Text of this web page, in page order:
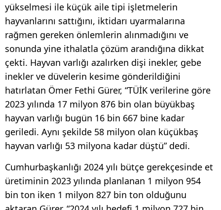
yükselmesi ile küçük aile tipi işletmelerin
hayvanlarını sattığını, iktidarı uyarmalarına
rağmen gereken önlemlerin alınmadığını ve
sonunda yine ithalatla çözüm arandığına dikkat
çekti. Hayvan varlığı azalırken dişi inekler, gebe
inekler ve düvelerin kesime gönderildiğini
hatırlatan Ömer Fethi Gürer, “TÜİK verilerine göre
2023 yılında 17 milyon 876 bin olan büyükbaş
hayvan varlığı bugün 16 bin 667 bine kadar
geriledi. Aynı şekilde 58 milyon olan küçükbaş
hayvan varlığı 53 milyona kadar düştü” dedi.
Cumhurbaşkanlığı 2024 yılı bütçe gerekçesinde et
üretiminin 2023 yılında planlanan 1 milyon 954
bin ton iken 1 milyon 827 bin ton olduğunu